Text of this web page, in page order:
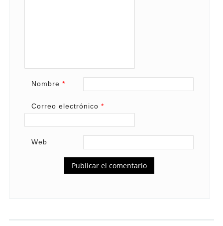
Nombre *
Correo electrónico *
Web